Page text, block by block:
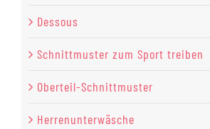
Dessous
Schnittmuster zum Sport treiben
Oberteil-Schnittmuster
Herrenunterwäsche